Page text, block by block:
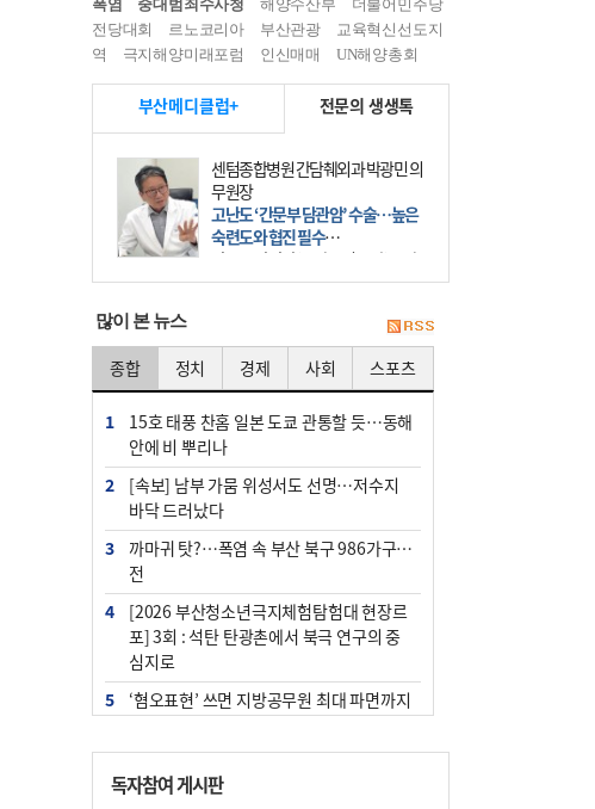
폭염 중대범죄수사청 해양수산부
더불어민주당
전당대회
르노코리아 부산관광
교육혁신선도지
역
극지해양미래포럼 인신매매 UN해양총회
부산메디클럽+ 전문의 생생톡
센텀종합병원 간담췌외과 박광민 의
무원장
고난도 ‘간문부 담관암’ 수술…높은
숙련도와 협진 필수
간문부 담관암(클라츠킨 종양)은 좌
우 간에서 나오는, 담관(담즙 배출 경
部)’에 생기는 악성 종양이다. 간동맥
문맥 림프절 담
많이 본 뉴스
종합 정치 경제 사회 스포츠
1
15호 태풍 찬홈 일본 도쿄 관통할 듯…동해
안에 비 뿌리나
2
[속보] 남부 가뭄 위성서도 선명…저수지
바닥 드러났다
3
까마귀 탓?…폭염 속 부산 북구 986가구 정
전
4
[2026 부산청소년극지체험탐험대 현장르
포] 3회 : 석탄 탄광촌에서 북극 연구의 중
심지로
5
‘혐오표현’ 쓰면 지방공무원 최대 파면까지
48개 시군 가뭄
독자참여 게시판